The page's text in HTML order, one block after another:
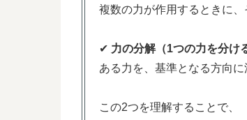
複数の力が作用するときに、
✔ 力の分解（1つの力を分け
ある力を、基準となる方向
この2つを理解することで、